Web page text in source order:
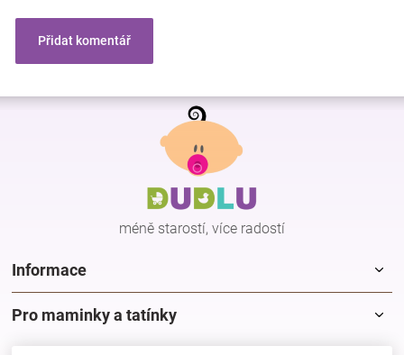
Přidat komentář
Z
méně starostí, více radostí
Informace
Pro maminky a tatínky